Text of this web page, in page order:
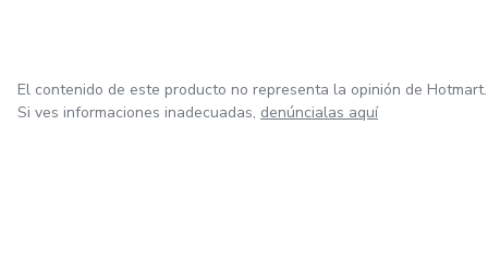
El contenido de este producto no representa la opinión de Hotmart.
Si ves informaciones inadecuadas, denúncialas aquí